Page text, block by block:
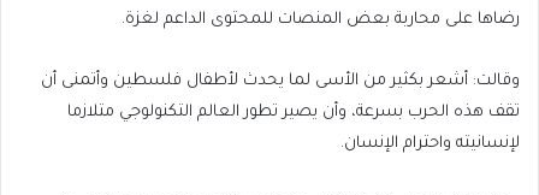
رضاها على محاربة بعض المنصات للمحتوى الداعم لغزة.
وقالت: أشعر بكثير من الأسى لما يحدث لأطفال فلسطين وأتمنى أن
تقف هذه الحرب بسرعة، وأن يصير تطور العالم التكنولوجي متلازما
لإنسانيته واحترام الإنسان.